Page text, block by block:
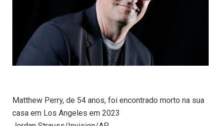
Matthew Perry, de 54 anos, foi encontrado morto na sua
casa em Los Angeles em 2023